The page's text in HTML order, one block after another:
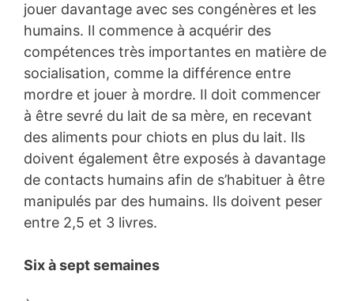
jouer davantage avec ses congénères et les
humains. Il commence à acquérir des
compétences très importantes en matière de
socialisation, comme la différence entre
mordre et jouer à mordre. Il doit commencer
à être sevré du lait de sa mère, en recevant
des aliments pour chiots en plus du lait. Ils
doivent également être exposés à davantage
de contacts humains afin de s’habituer à être
manipulés par des humains. Ils doivent peser
entre 2,5 et 3 livres.
Six à sept semaines